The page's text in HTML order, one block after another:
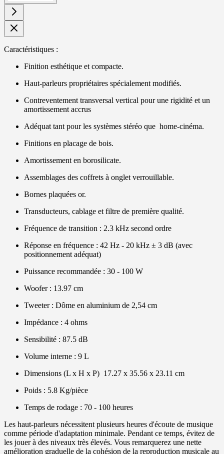
Caractéristiques :
Finition esthétique et compacte.
Haut-parleurs propriétaires spécialement modifiés.
Contreventement transversal vertical pour une rigidité et un
amortissement accrus
Adéquat tant pour les systèmes stéréo que home-cinéma.
Finitions en placage de bois.
Amortissement en borosilicate.
Assemblages des coffrets à onglet verrouillable.
Bornes plaquées or.
Transducteurs, cablage et filtre de première qualité.
Fréquence de transition : 2.3 kHz second ordre
Réponse en fréquence : 42 Hz - 20 kHz ± 3 dB (avec
positionnement adéquat)
Puissance recommandée : 30 - 100 W
Woofer : 13.97 cm
Tweeter : Dôme en aluminium de 2,54 cm
Impédance : 4 ohms
Sensibilité : 87.5 dB
Volume interne : 9 L
Dimensions (L x H x P) 17.27 x 35.56 x 23.11 cm
Poids : 5.8 Kg/pièce
Temps de rodage : 70 - 100 heures
Les haut-parleurs nécessitent plusieurs heures d'écoute de musique
comme période d'adaptation minimale. Pendant ce temps, évitez de
les jouer à des niveaux très élevés. Vous remarquerez une nette
amélioration graduelle de la cohésion de la reproduction musicale au